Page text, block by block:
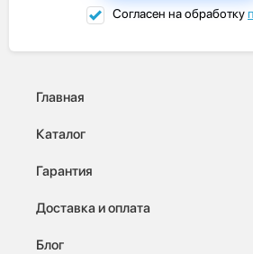
Согласен на обработку
Главная
Каталог
Гарантия
Доставка и оплата
Блог